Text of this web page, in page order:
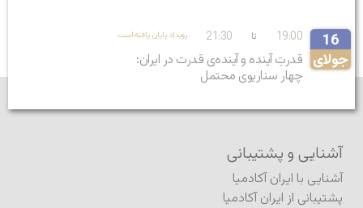
16
جولای
19:00 تا 21:30 .رویداد پایان یافته‌است
قدرتِ آینده و آینده‌ی قدرت در ایران:
چهار سناریوی محتمل
آشنایی و پشتیبانی
آشنایی با ایران آکادمیا
پشتیبانی از ایران آکادمیا